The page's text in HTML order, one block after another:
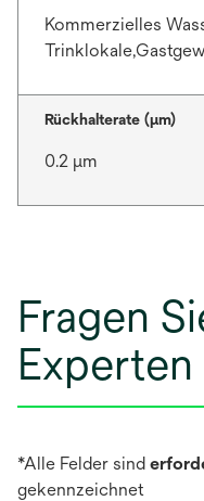
Kommerzielles
Rückhalterate (µm)
0.2 μm
Fragen
Experten
*Alle Felder sind
gekennzeichnet